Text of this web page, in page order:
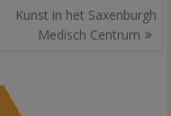
Kunst in het Saxenburgh
Medisch Centrum